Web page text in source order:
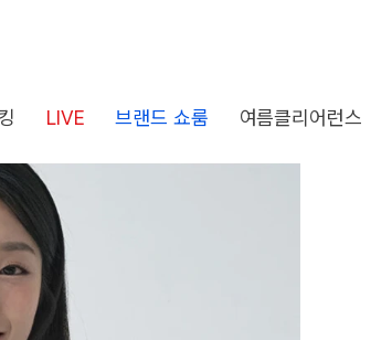
LIVE 브랜드 쇼룸 여름클리어런스